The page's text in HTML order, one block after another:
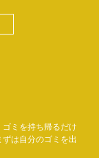
ミを持ち帰るだけ
は自分のゴミを出